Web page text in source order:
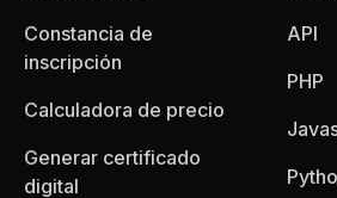
Constancia de
inscripción
Calculadora de precio
Generar certificado
digital
API
PHP